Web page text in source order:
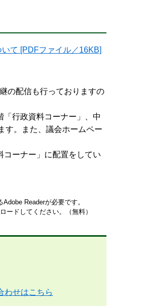
て [PDFファイル／16KB]
の配信も行っておりますの
行政資料コーナー」、中
す。また、議会ホームペー
ーナー」に配置をしてい
Readerが必要です。
ードしてください。（無料）
わせはこちら